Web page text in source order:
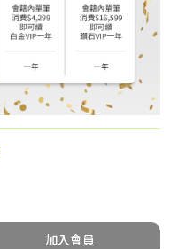
加入會員